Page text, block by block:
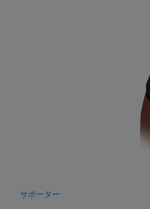
サポーター